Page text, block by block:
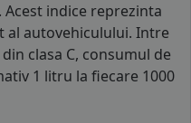
. Acest indice reprezinta
al autovehiculului. Intre
clasa C, consumul de
1 litru la fiecare 1000